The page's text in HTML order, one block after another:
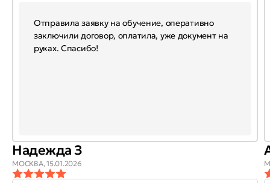
Отправила заявку на обучение, оперативно
заключили договор, оплатила, уже документ на
руках. Спасибо!
Надежда З
МОСКВА,15.01.2026